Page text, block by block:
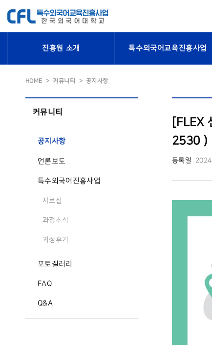
진흥원 소개 특수외국어교육진흥사업
HOME 커뮤니티 공지사항
커뮤니티
공지사항
언론보도
특수외국어진흥사업
자료실
과정소식
과정후기
포토갤러리
FAQ
Q&A
[FLEX
2530 )
등록일